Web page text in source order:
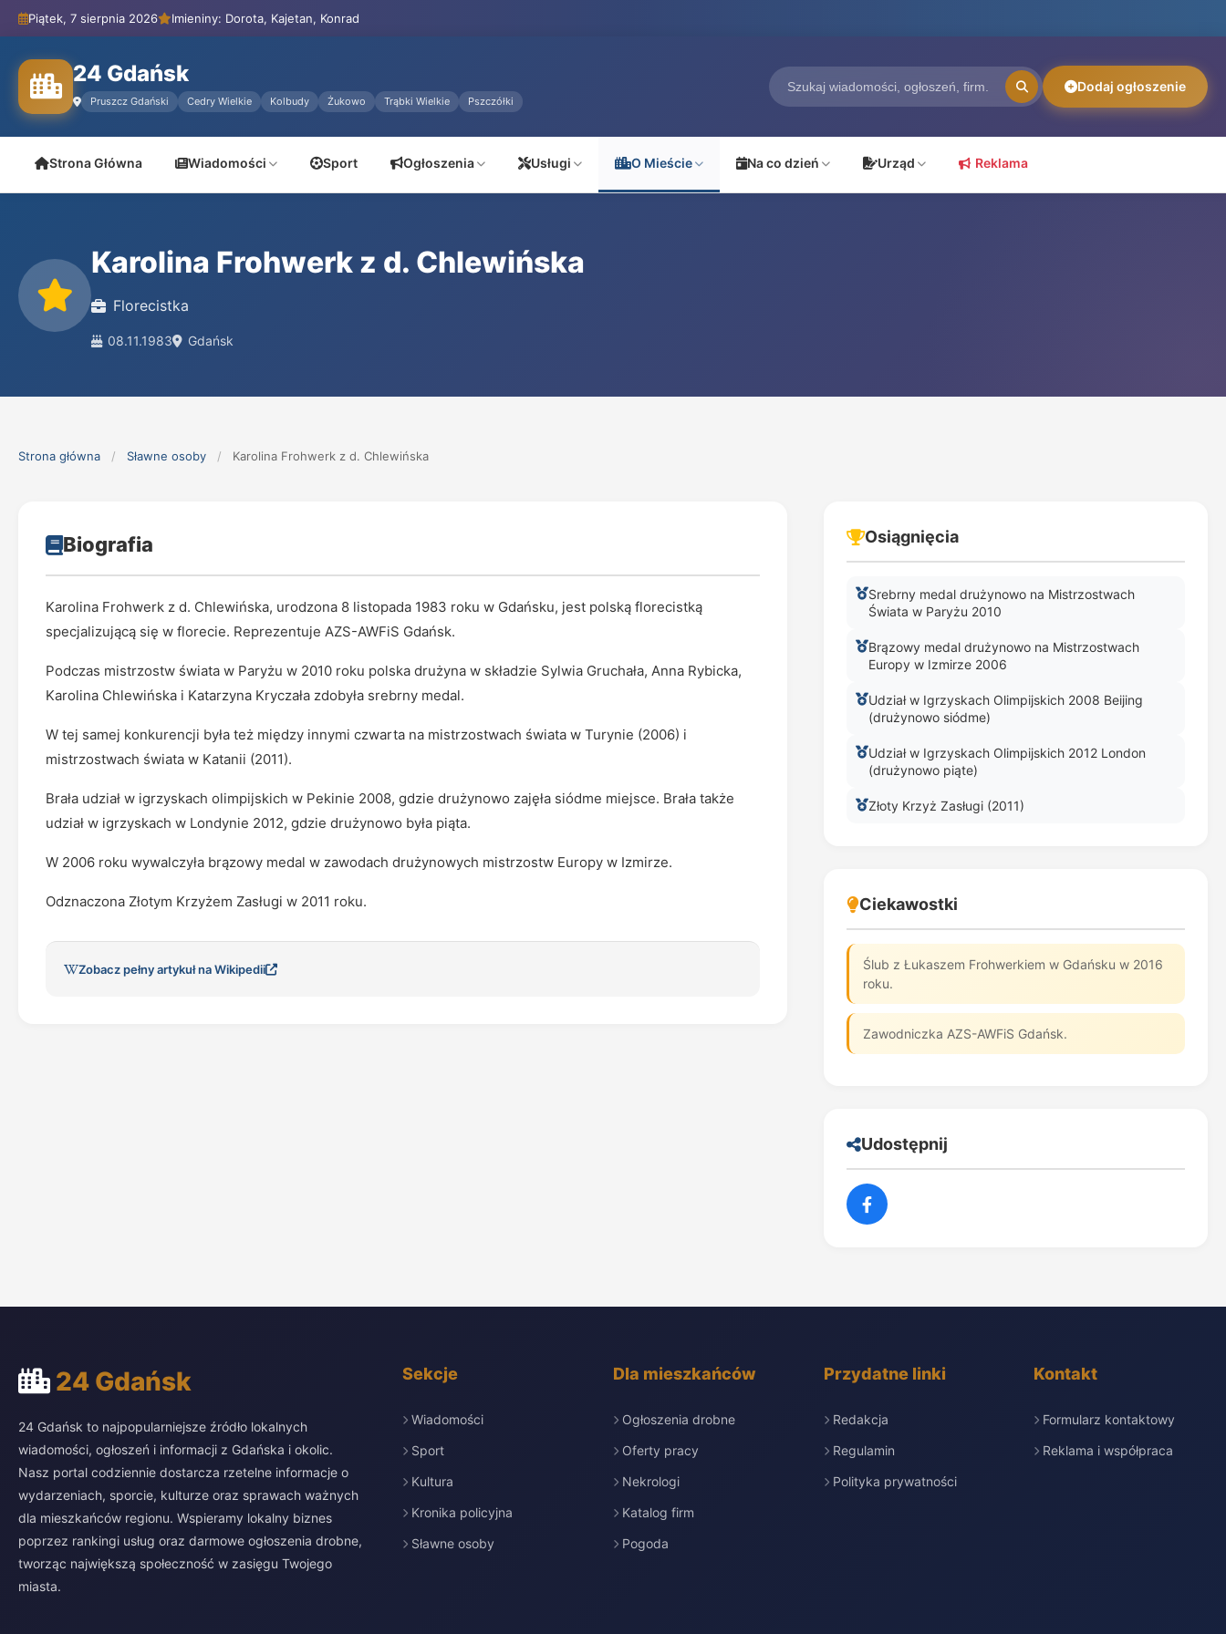
Piątek, 7 sierpnia 2026 Imieniny: Dorota, Kajetan, Konrad
24 Gdańsk
Pruszcz Gdański Cedry Wielkie Kolbudy Żukowo Trąbki Wielkie Pszczółki
Dodaj ogłoszenie
Strona Główna Wiadomości Sport Ogłoszenia Usługi O Mieście Na co dzień Urząd Reklama
Karolina Frohwerk z d. Chlewińska
Florecistka
08.11.1983 Gdańsk
Strona główna / Sławne osoby / Karolina Frohwerk z d. Chlewińska
Biografia
Karolina Frohwerk z d. Chlewińska, urodzona 8 listopada 1983 roku w Gdańsku, jest polską florecistką
specjalizującą się w florecie. Reprezentuje AZS-AWFiS Gdańsk.
Podczas mistrzostw świata w Paryżu w 2010 roku polska drużyna w składzie Sylwia Gruchała, Anna Rybicka,
Karolina Chlewińska i Katarzyna Kryczała zdobyła srebrny medal.
W tej samej konkurencji była też między innymi czwarta na mistrzostwach świata w Turynie (2006) i
mistrzostwach świata w Katanii (2011).
Brała udział w igrzyskach olimpijskich w Pekinie 2008, gdzie drużynowo zajęła siódme miejsce. Brała także
udział w igrzyskach w Londynie 2012, gdzie drużynowo była piąta.
W 2006 roku wywalczyła brązowy medal w zawodach drużynowych mistrzostw Europy w Izmirze.
Odznaczona Złotym Krzyżem Zasługi w 2011 roku.
Zobacz pełny artykuł na Wikipedii
Osiągnięcia
Srebrny medal drużynowo na Mistrzostwach
Świata w Paryżu 2010
Brązowy medal drużynowo na Mistrzostwach
Europy w Izmirze 2006
Udział w Igrzyskach Olimpijskich 2008 Beijing
(drużynowo siódme)
Udział w Igrzyskach Olimpijskich 2012 London
(drużynowo piąte)
Złoty Krzyż Zasługi (2011)
Ciekawostki
Ślub z Łukaszem Frohwerkiem w Gdańsku w 2016
roku.
Zawodniczka AZS-AWFiS Gdańsk.
Udostępnij
24 Gdańsk
24 Gdańsk to najpopularniejsze źródło lokalnych
wiadomości, ogłoszeń i informacji z Gdańska i okolic.
Nasz portal codziennie dostarcza rzetelne informacje o
wydarzeniach, sporcie, kulturze oraz sprawach ważnych
dla mieszkańców regionu. Wspieramy lokalny biznes
poprzez rankingi usług oraz darmowe ogłoszenia drobne,
tworząc największą społeczność w zasięgu Twojego
miasta.
Sekcje
Wiadomości
Sport
Kultura
Kronika policyjna
Sławne osoby
Dla mieszkańców
Ogłoszenia drobne
Oferty pracy
Nekrologi
Katalog firm
Pogoda
Przydatne linki
Redakcja
Regulamin
Polityka prywatności
Kontakt
Formularz kontaktowy
Reklama i współpraca